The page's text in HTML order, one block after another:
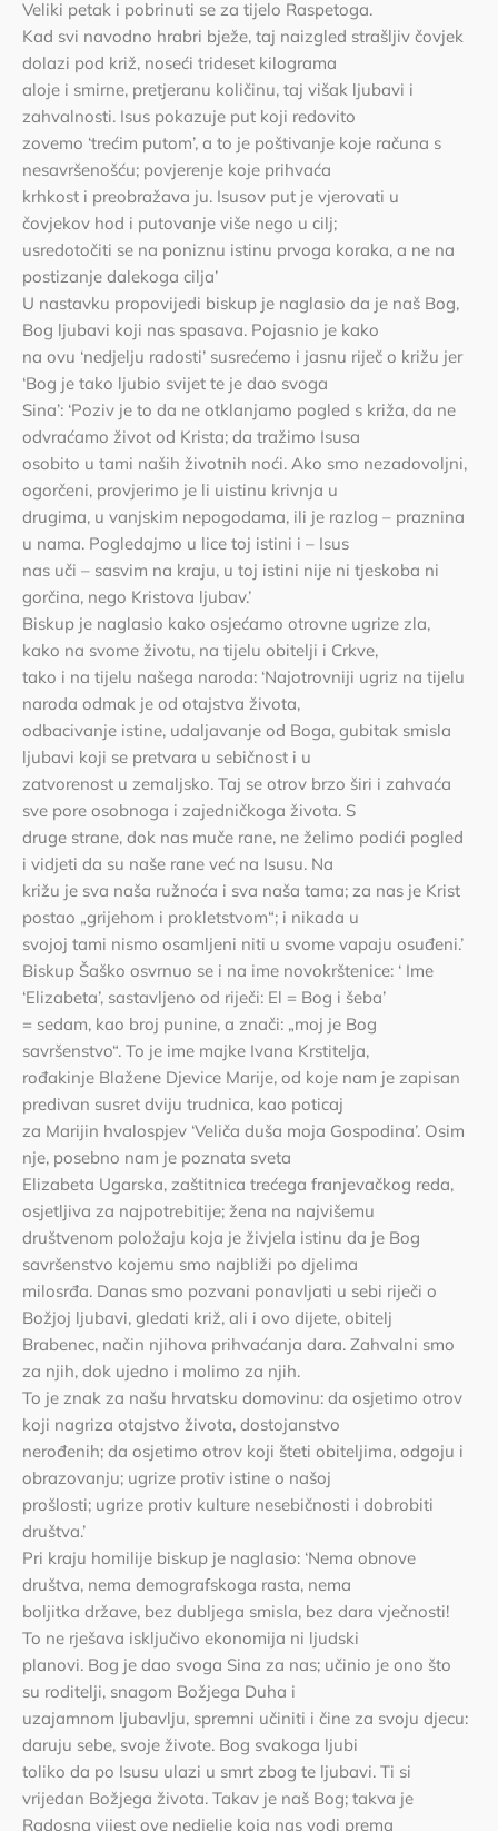
Veliki petak i pobrinuti se za tijelo Raspetoga.
Kad svi navodno hrabri bježe, taj naizgled strašljiv čovjek
dolazi pod križ, noseći trideset kilograma
aloje i smirne, pretjeranu količinu, taj višak ljubavi i
zahvalnosti. Isus pokazuje put koji redovito
zovemo ‘trećim putom’, a to je poštivanje koje računa s
nesavršenošću; povjerenje koje prihvaća
krhkost i preobražava ju. Isusov put je vjerovati u
čovjekov hod i putovanje više nego u cilj;
usredotočiti se na poniznu istinu prvoga koraka, a ne na
postizanje dalekoga cilja’
U nastavku propovijedi biskup je naglasio da je naš Bog,
Bog ljubavi koji nas spasava. Pojasnio je kako
na ovu ‘nedjelju radosti’ susrećemo i jasnu riječ o križu jer
‘Bog je tako ljubio svijet te je dao svoga
Sina’: ‘Poziv je to da ne otklanjamo pogled s križa, da ne
odvraćamo život od Krista; da tražimo Isusa
osobito u tami naših životnih noći. Ako smo nezadovoljni,
ogorčeni, provjerimo je li uistinu krivnja u
drugima, u vanjskim nepogodama, ili je razlog – praznina
u nama. Pogledajmo u lice toj istini i – Isus
nas uči – sasvim na kraju, u toj istini nije ni tjeskoba ni
gorčina, nego Kristova ljubav.’
Biskup je naglasio kako osjećamo otrovne ugrize zla,
kako na svome životu, na tijelu obitelji i Crkve,
tako i na tijelu našega naroda: ‘Najotrovniji ugriz na tijelu
naroda odmak je od otajstva života,
odbacivanje istine, udaljavanje od Boga, gubitak smisla
ljubavi koji se pretvara u sebičnost i u
zatvorenost u zemaljsko. Taj se otrov brzo širi i zahvaća
sve pore osobnoga i zajedničkoga života. S
druge strane, dok nas muče rane, ne želimo podići pogled
i vidjeti da su naše rane već na Isusu. Na
križu je sva naša ružnoća i sva naša tama; za nas je Krist
postao „grijehom i prokletstvom“; i nikada u
svojoj tami nismo osamljeni niti u svome vapaju osuđeni.’
Biskup Šaško osvrnuo se i na ime novokrštenice: ‘ Ime
‘Elizabeta’, sastavljeno od riječi: El = Bog i šeba’
= sedam, kao broj punine, a znači: „moj je Bog
savršenstvo“. To je ime majke Ivana Krstitelja,
rođakinje Blažene Djevice Marije, od koje nam je zapisan
predivan susret dviju trudnica, kao poticaj
za Marijin hvalospjev ‘Veliča duša moja Gospodina’. Osim
nje, posebno nam je poznata sveta
Elizabeta Ugarska, zaštitnica trećega franjevačkog reda,
osjetljiva za najpotrebitije; žena na najvišemu
društvenom položaju koja je živjela istinu da je Bog
savršenstvo kojemu smo najbliži po djelima
milosrđa. Danas smo pozvani ponavljati u sebi riječi o
Božjoj ljubavi, gledati križ, ali i ovo dijete, obitelj
Brabenec, način njihova prihvaćanja dara. Zahvalni smo
za njih, dok ujedno i molimo za njih.
To je znak za našu hrvatsku domovinu: da osjetimo otrov
koji nagriza otajstvo života, dostojanstvo
nerođenih; da osjetimo otrov koji šteti obiteljima, odgoju i
obrazovanju; ugrize protiv istine o našoj
prošlosti; ugrize protiv kulture nesebičnosti i dobrobiti
društva.’
Pri kraju homilije biskup je naglasio: ‘Nema obnove
društva, nema demografskoga rasta, nema
boljitka države, bez dubljega smisla, bez dara vječnosti!
To ne rješava isključivo ekonomija ni ljudski
planovi. Bog je dao svoga Sina za nas; učinio je ono što
su roditelji, snagom Božjega Duha i
uzajamnom ljubavlju, spremni učiniti i čine za svoju djecu:
daruju sebe, svoje živote. Bog svakoga ljubi
toliko da po Isusu ulazi u smrt zbog te ljubavi. Ti si
vrijedan Božjega života. Takav je naš Bog; takva je
Radosna vijest ove nedjelje koja nas vodi prema